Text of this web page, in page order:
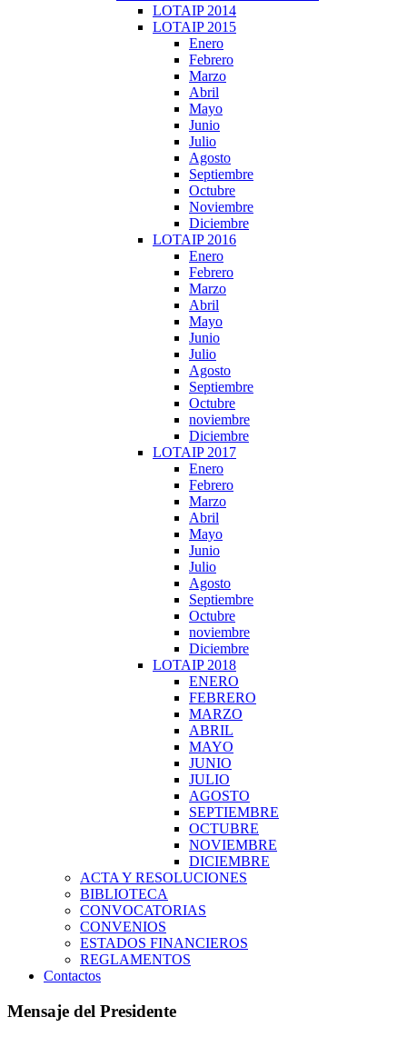
LOTAIP 2014
LOTAIP 2015
Enero
Febrero
Marzo
Abril
Mayo
Junio
Julio
Agosto
Septiembre
Octubre
Noviembre
Diciembre
LOTAIP 2016
Enero
Febrero
Marzo
Abril
Mayo
Junio
Julio
Agosto
Septiembre
Octubre
noviembre
Diciembre
LOTAIP 2017
Enero
Febrero
Marzo
Abril
Mayo
Junio
Julio
Agosto
Septiembre
Octubre
noviembre
Diciembre
LOTAIP 2018
ENERO
FEBRERO
MARZO
ABRIL
MAYO
JUNIO
JULIO
AGOSTO
SEPTIEMBRE
OCTUBRE
NOVIEMBRE
DICIEMBRE
ACTA Y RESOLUCIONES
BIBLIOTECA
CONVOCATORIAS
CONVENIOS
ESTADOS FINANCIEROS
REGLAMENTOS
Contactos
Mensaje del Presidente